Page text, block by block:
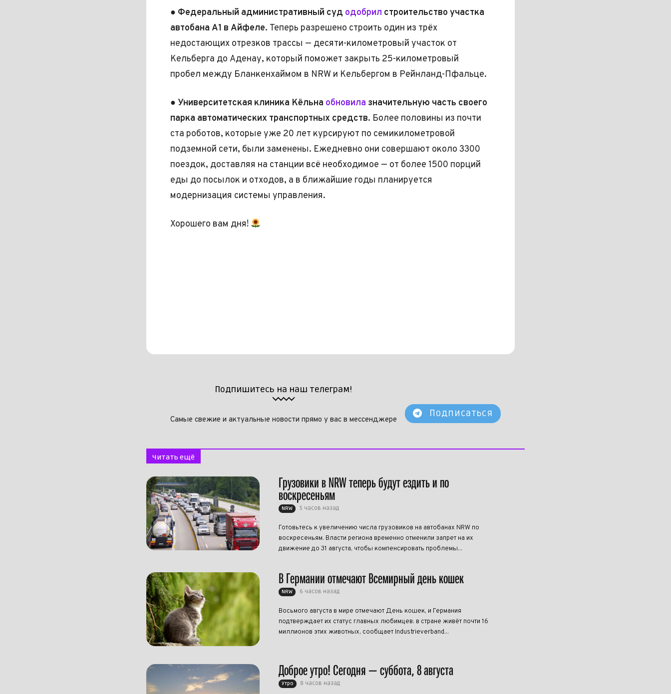
● Федеральный административный суд одобрил строительство участка
автобана A1 в Айфеле. Теперь разрешено строить один из трёх
недостающих отрезков трассы — десяти-километровый участок от
Кельберга до Аденау, который поможет закрыть 25-километровый
пробел между Бланкенхаймом в NRW и Кельбергом в Рейнланд-Пфальце.
● Университетская клиника Кёльна обновила значительную часть своего
парка автоматических транспортных средств. Более половины из почти
ста роботов, которые уже 20 лет курсируют по семикилометровой
подземной сети, были заменены. Ежедневно они совершают около 3300
поездок, доставляя на станции всё необходимое — от более 1500 порций
еды до посылок и отходов, а в ближайшие годы планируется
модернизация системы управления.
Хорошего вам дня!
Подпишитесь на наш телеграм!
Самые свежие и актуальные новости прямо у вас в мессенджере
Подписаться
Читать ещё
Грузовики в NRW теперь будут ездить и по
воскресеньям
NRW 5 часов назад
Готовьтесь к увеличению числа грузовиков на автобанах NRW по
воскресеньям. Власти региона временно отменили запрет на их
движение до 31 августа, чтобы компенсировать проблемы...
В Германии отмечают Всемирный день кошек
NRW 6 часов назад
Восьмого августа в мире отмечают День кошек, и Германия
подтверждает их статус главных любимцев: в стране живёт почти 16
миллионов этих животных, сообщает Industrieverband...
Доброе утро! Сегодня — суббота, 8 августа
Утро 8 часов назад